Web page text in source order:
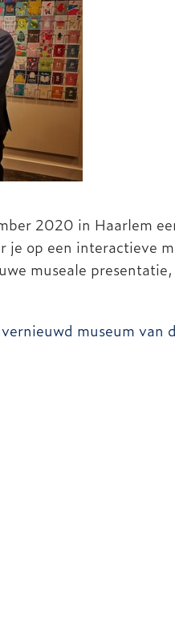
2020 in Haarlem
je op een interactieve
museale
museum van